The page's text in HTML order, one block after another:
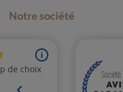
Le quartz de
nécessaire de se
intentions claires afin de
cristal manifestation
est
Notre société